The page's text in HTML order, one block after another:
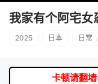
我家有个阿宅女
2025 日本 日常
卡顿请翻